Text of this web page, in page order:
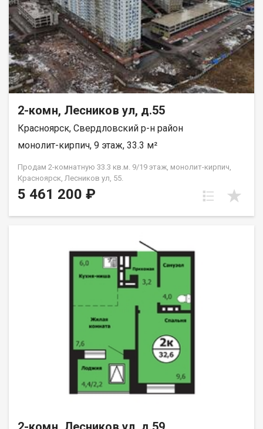
2-комн, Лесников ул, д.55
Красноярск, Свердловский р-н район
монолит-кирпич, 9 этаж, 33.3 м²
Продам 2-комнатную 33.3 кв.м. 9/19 этаж, монолит-кирпич,
Красноярск, Лесников ул, 55.
5 461 200 ₽